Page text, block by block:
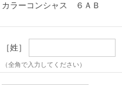
カラーコンシャス ６ＡＢ
［姓］
（全角で入力してください）